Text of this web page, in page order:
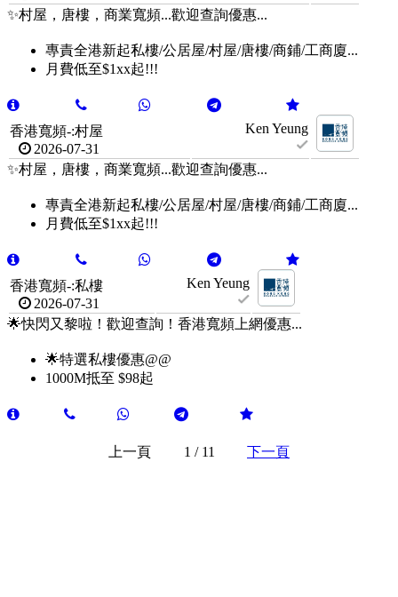
✨村屋，唐樓，商業寬頻...歡迎查詢優惠...
專責全港新起私樓/公居屋/村屋/唐樓/商鋪/工商廈...
月費低至$1xx起!!!
香港寬頻-:村屋
2026-07-31
Ken Yeung
✨村屋，唐樓，商業寬頻...歡迎查詢優惠...
專責全港新起私樓/公居屋/村屋/唐樓/商鋪/工商廈...
月費低至$1xx起!!!
香港寬頻-:私樓
2026-07-31
Ken Yeung
🌟快閃又黎啦！歡迎查詢！香港寬頻上網優惠...
🌟特選私樓優惠@@
1000M抵至 $98起
上一頁 1 / 11 下一頁